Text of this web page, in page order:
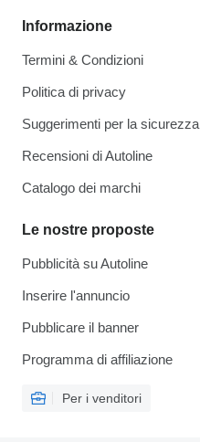
Informazione
Termini & Condizioni
Politica di privacy
Suggerimenti per la sicurezza
Recensioni di Autoline
Catalogo dei marchi
Le nostre proposte
Pubblicità su Autoline
Inserire l'annuncio
Pubblicare il banner
Programma di affiliazione
Per i venditori